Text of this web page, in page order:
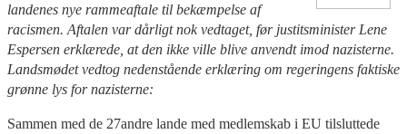
landenes nye rammeaftale til bekæmpelse af
racismen. Aftalen var dårligt nok vedtaget, før justitsminister Lene
Espersen erklærede, at den ikke ville blive anvendt imod nazisterne.
Landsmødet vedtog nedenstående erklæring om regeringens faktiske
grønne lys for nazisterne:
Sammen med de 27andre lande med medlemskab i EU tilsluttede